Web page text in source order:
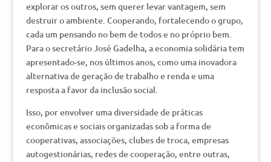
explorar os outros, sem querer levar vantagem, sem
destruir o ambiente. Cooperando, fortalecendo o grupo,
cada um pensando no bem de todos e no próprio bem.
Para o secretário José Gadelha, a economia solidária tem
apresentado-se, nos últimos anos, como uma inovadora
alternativa de geração de trabalho e renda e uma
resposta a favor da inclusão social.
Isso, por envolver uma diversidade de práticas
econômicas e sociais organizadas sob a forma de
cooperativas, associações, clubes de troca, empresas
autogestionárias, redes de cooperação, entre outras,